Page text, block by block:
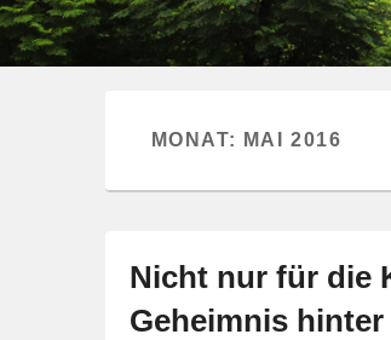
MONAT: MAI 2016
Nicht nur für die
Geheimnis